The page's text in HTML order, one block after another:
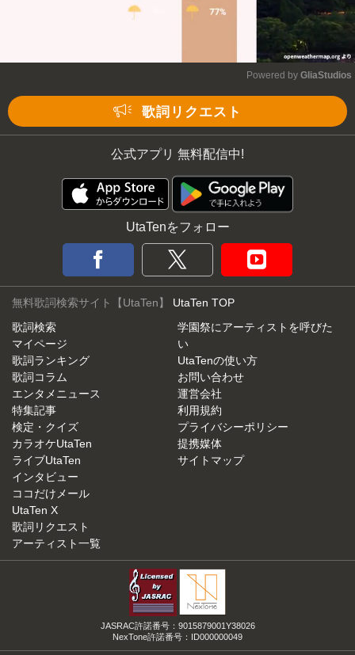
Powered by GliaStudios
歌詞リクエスト
公式アプリ 無料配信中!
UtaTenをフォロー
無料歌詞検索サイト【UtaTen】 UtaTen TOP
歌詞検索
マイページ
歌詞ランキング
歌詞コラム
エンタメニュース
特集記事
検定・クイズ
カラオケUtaTen
ライブUtaTen
インタビュー
ココだけメール
UtaTen X
歌詞リクエスト
アーティスト一覧
学園祭にアーティストを呼びた
い
UtaTenの使い方
お問い合わせ
運営会社
利用規約
プライバシーポリシー
提携媒体
サイトマップ
JASRAC許諾番号：9015879001Y38026
NexTone許諾番号：ID000000049